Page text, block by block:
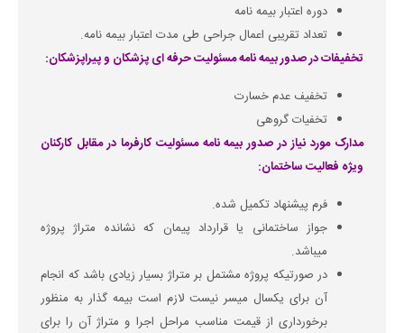
دوره اعتبار بیمه نامه
تعداد تقریبی اعمال جراحی طی مدت اعتبار بیمه نامه.
تخفیفات در صدور بیمه نامه مسئولیت حرفه ای پزشکان و پیراپزشکان:
تخفیف عدم خسارت
تخفیات گروهی
مدارک مورد نیاز در صدور بیمه نامه مسئولیت کارفرما در مقابل کارکنان
ویژه فعالیت ساختمان:
فرم پیشنهاد تکمیل شده.
جواز ساختمانی یا قرارداد پیمان که نشانده متراژ پروژه
میباشد.
در صورتیکه پروژه مشتمل بر متراژ بسیار زیادی باشد که انجام
آن برای یکسال میسر نیست لازم است بیمه گذار به منظور
برخورداری از قیمت مناسب مراحل اجرا و متراژ آن را برای